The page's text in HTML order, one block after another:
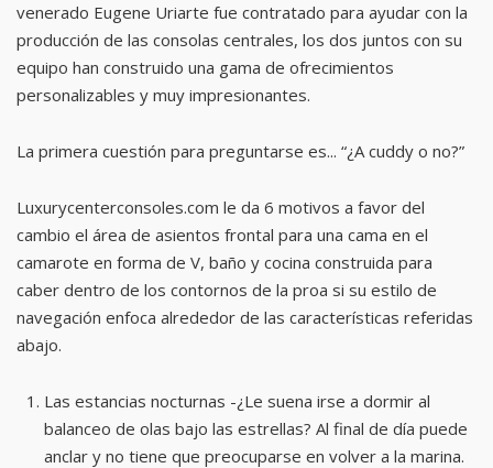
venerado Eugene Uriarte fue contratado para ayudar con la
producción de las consolas centrales, los dos juntos con su
equipo han construido una gama de ofrecimientos
personalizables y muy impresionantes.
La primera cuestión para preguntarse es... “¿A cuddy o no?”
Luxurycenterconsoles.com le da 6 motivos a favor del
cambio el área de asientos frontal para una cama en el
camarote en forma de V, baño y cocina construida para
caber dentro de los contornos de la proa si su estilo de
navegación enfoca alrededor de las características referidas
abajo.
Las estancias nocturnas -¿Le suena irse a dormir al
balanceo de olas bajo las estrellas? Al final de día puede
anclar y no tiene que preocuparse en volver a la marina.